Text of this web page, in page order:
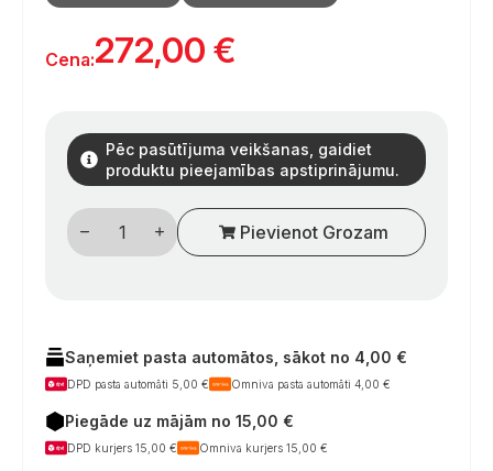
Cena:272,00 €
Pēc pasūtījuma veikšanas, gaidiet
produktu pieejamības apstiprinājumu.
Išmanusis
24″
LED
V,
berėmis,
juodos
arba
sidabrinės
spalvos
–
Pievienot Grozam
Saņemiet pasta automātos, sākot no 4,00 €
DPD pasta automāti 5,00 € Omniva pasta automāti 4,00 €
Piegāde uz mājām no 15,00 €
DPD kurjers 15,00 € Omniva kurjers 15,00 €